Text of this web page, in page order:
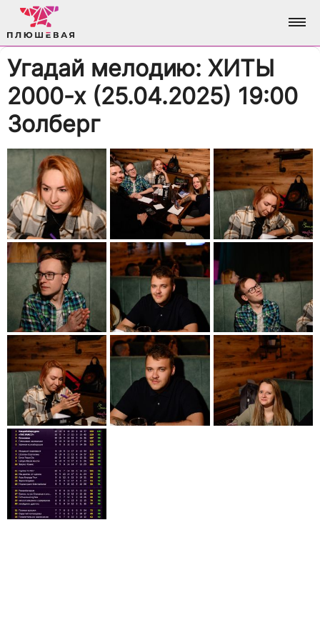
ФОТО
АЛЬБОМЫ
ВСЕ ФОТО
О НАС
АНАЛИТИКА
ДОСТИЖЕНИЯ
БРЕНДИНГ
ВХОД / РЕГИСТРАЦИЯ
Угадай мелодию: ХИТЫ
2000-х (25.04.2025) 19:00
Золберг